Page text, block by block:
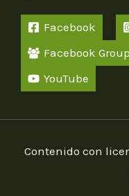
Facebook
Facebook Group
YouTube
Contenido con